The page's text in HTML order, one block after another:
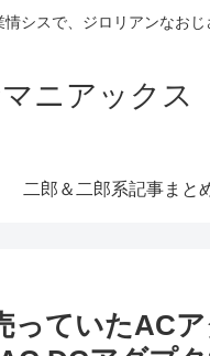
シスで、ジロリアンなおじ
ニアックス
二郎＆二郎系記事まと
っていたAC